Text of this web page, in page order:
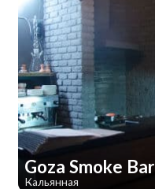
Goza Smoke Bar
Кальянная